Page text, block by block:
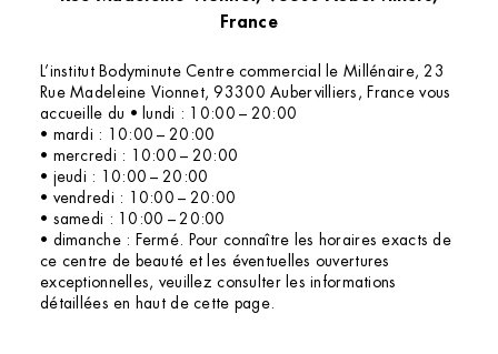
France
L’institut Bodyminute Centre commercial le Millénaire, 23
Rue Madeleine Vionnet, 93300 Aubervilliers, France vous
accueille du • lundi : 10:00 – 20:00
• mardi : 10:00 – 20:00
• mercredi : 10:00 – 20:00
• jeudi : 10:00 – 20:00
• vendredi : 10:00 – 20:00
• samedi : 10:00 – 20:00
• dimanche : Fermé. Pour connaître les horaires exacts de
ce centre de beauté et les éventuelles ouvertures
exceptionnelles, veuillez consulter les informations
détaillées en haut de cette page.